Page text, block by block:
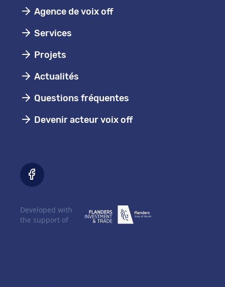
Agence de voix off
Services
Projets
Actualités
Questions fréquentes
Devenir acteur voix off
Developed with
the support of